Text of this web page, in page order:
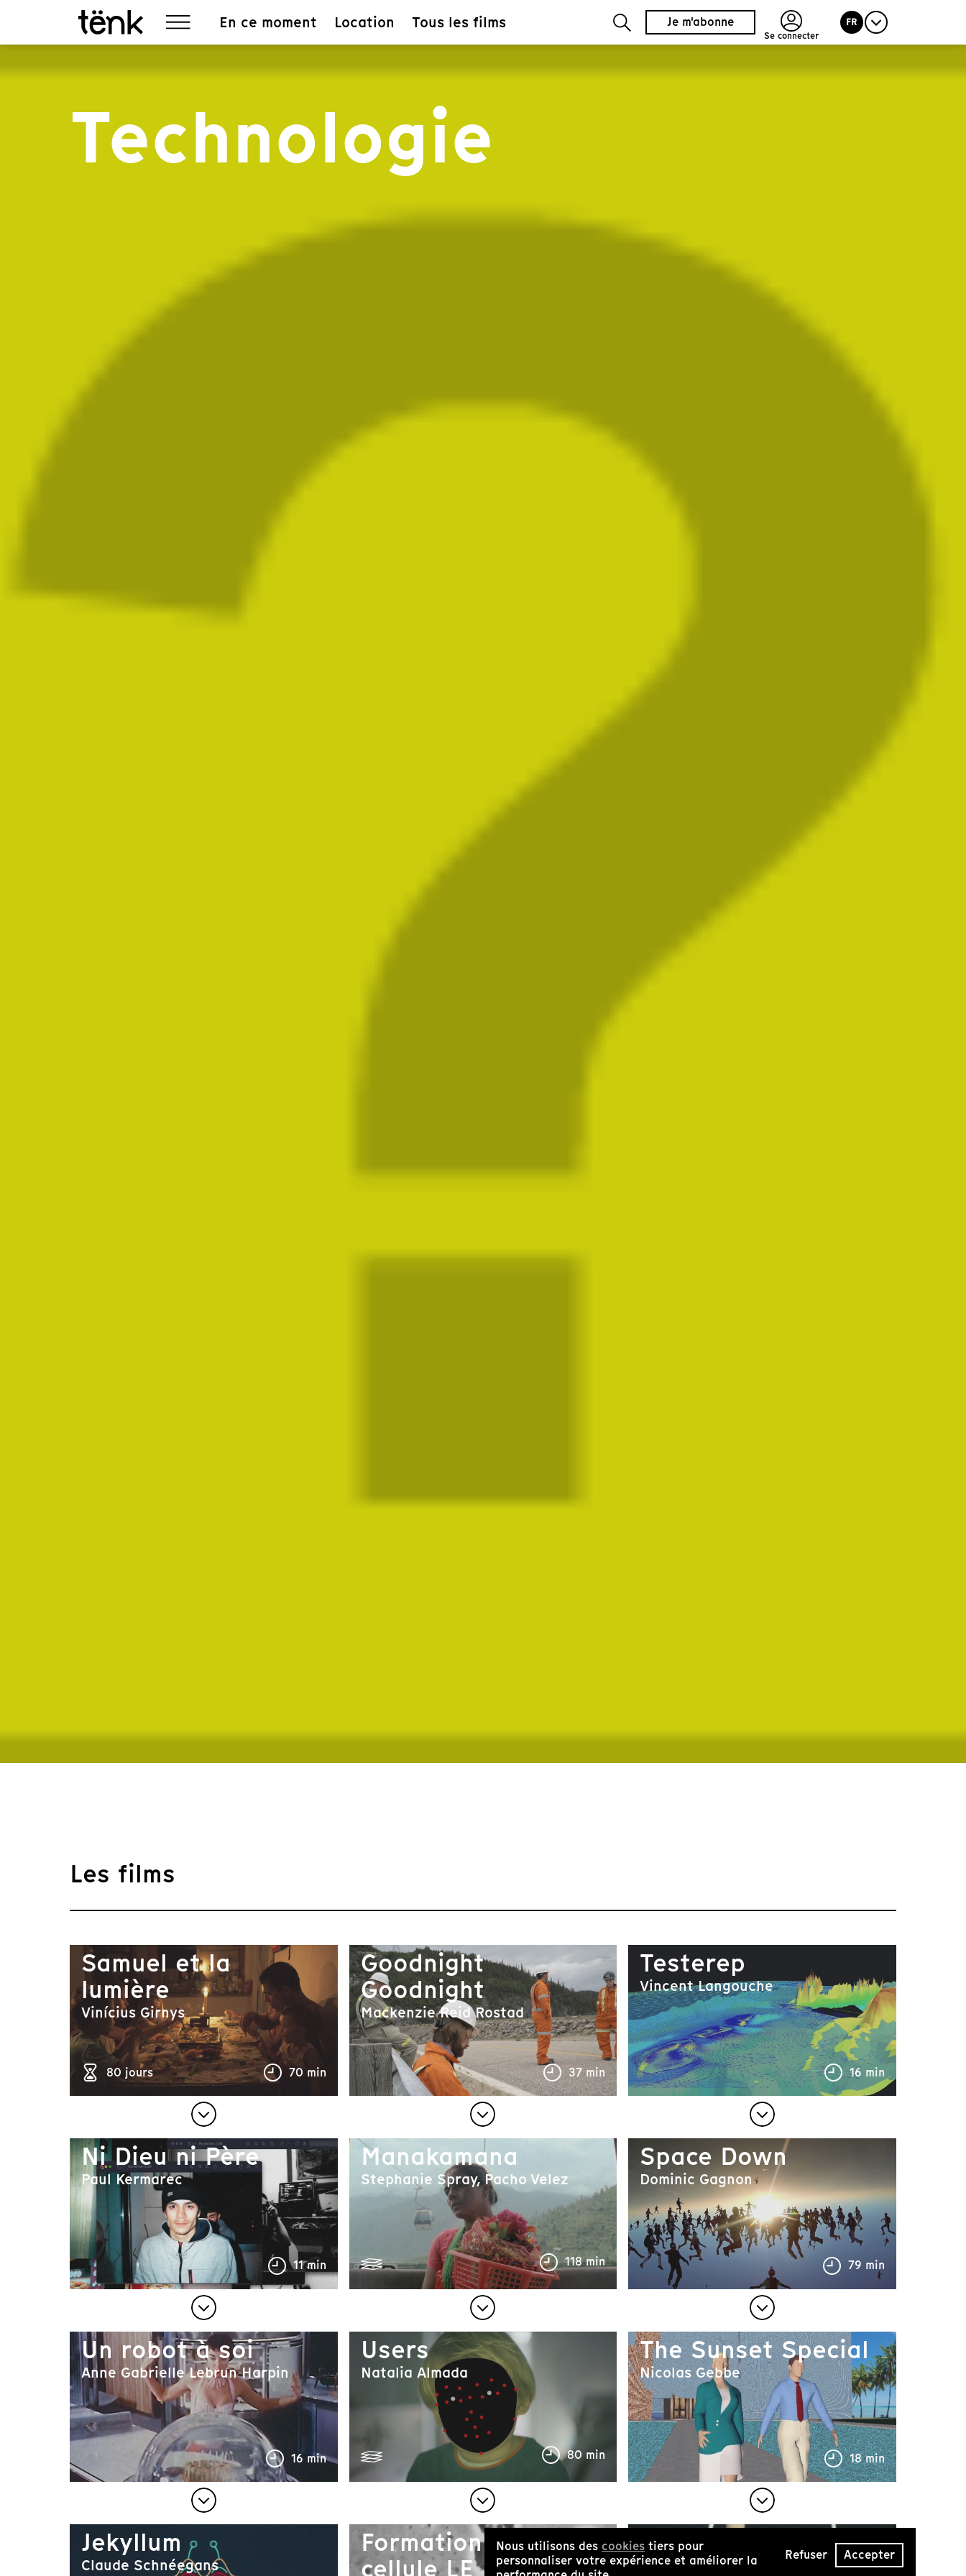
En ce moment Location Tous les films Je m'abonne
Se connecter
FR
Technologie
Les films
Samuel et la
lumière
Vinícius Girnys
80 jours 70 min
Goodnight
Goodnight
Mackenzie Reid Rostad
37 min
Testerep
Vincent Langouche
16 min
Ni Dieu ni Père
Paul Kermarec
11 min
Manakamana
Stephanie Spray, Pacho Velez
118 min
Space Down
Dominic Gagnon
79 min
Un robot à soi
Anne Gabrielle Lebrun Harpin
16 min
Users
Natalia Almada
80 min
The Sunset Special
Nicolas Gebbe
18 min
Jekyllum
Claude Schnéegans
Formation de la La stéréochimie
Nous utilisons des cookies tiers pour
personnaliser votre expérience et améliorer la
Refuser Accepter